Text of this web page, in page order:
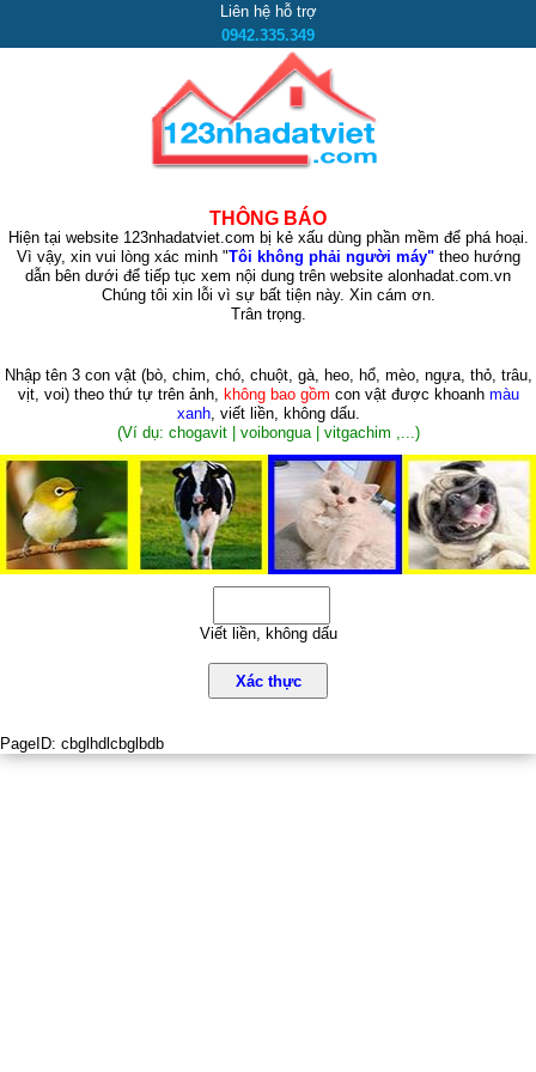
Liên hệ hỗ trợ
0942.335.349
THÔNG BÁO
Hiện tại website 123nhadatviet.com bị kẻ xấu dùng phần mềm để phá hoại.
Vì vậy, xin vui lòng xác minh "Tôi không phải người máy"theo hướng
dẫn bên dưới để tiếp tục xem nội dung trên website alonhadat.com.vn
Chúng tôi xin lỗi vì sự bất tiện này. Xin cám ơn.
Trân trọng.
Nhập tên 3 con vật (bò, chim, chó, chuột, gà, heo, hổ, mèo, ngựa, thỏ, trâu,
vịt, voi)theo thứ tự trên ảnh, không bao gồm con vật được khoanh màu
xanh, viết liền, không dấu.
(Ví dụ: chogavit | voibongua | vitgachim ,...)
Viết liền, không dấu
Xác thực
PageID: cbglhdlcbglbdb